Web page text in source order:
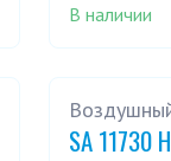
В наличии
SA 11730